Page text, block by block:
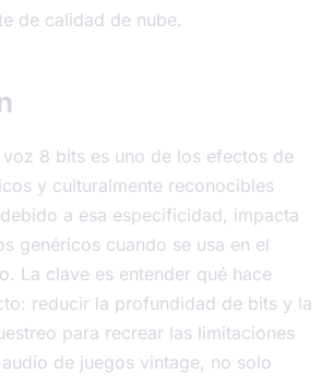
de calidad de nube.
8 bits es uno de los efectos de
y culturalmente reconocibles
a esa especificidad, impacta
genéricos cuando se usa en el
La clave es entender qué hace
reducir la profundidad de bits y la
para recrear las limitaciones
de juegos vintage, no solo